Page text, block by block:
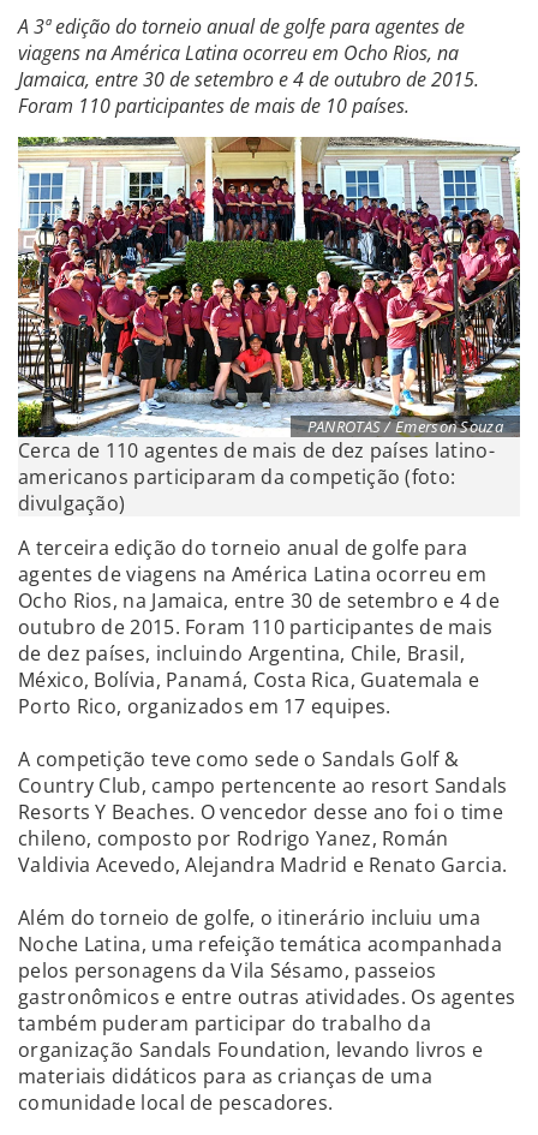
A 3ª edição do torneio anual de golfe para agentes de
viagens na América Latina ocorreu em Ocho Rios, na
Jamaica, entre 30 de setembro e 4 de outubro de 2015.
Foram 110 participantes de mais de 10 países.
PANROTAS / Emerson Souza
Cerca de 110 agentes de mais de dez países latino-
americanos participaram da competição (foto:
divulgação)
A terceira edição do torneio anual de golfe para
agentes de viagens na América Latina ocorreu em
Ocho Rios, na Jamaica, entre 30 de setembro e 4 de
outubro de 2015. Foram 110 participantes de mais
de dez países, incluindo Argentina, Chile, Brasil,
México, Bolívia, Panamá, Costa Rica, Guatemala e
Porto Rico, organizados em 17 equipes.
A competição teve como sede o Sandals Golf &
Country Club, campo pertencente ao resort Sandals
Resorts Y Beaches. O vencedor desse ano foi o time
chileno, composto por Rodrigo Yanez, Román
Valdivia Acevedo, Alejandra Madrid e Renato Garcia.
Além do torneio de golfe, o itinerário incluiu uma
Noche Latina, uma refeição temática acompanhada
pelos personagens da Vila Sésamo, passeios
gastronômicos e entre outras atividades. Os agentes
também puderam participar do trabalho da
organização Sandals Foundation, levando livros e
materiais didáticos para as crianças de uma
comunidade local de pescadores.